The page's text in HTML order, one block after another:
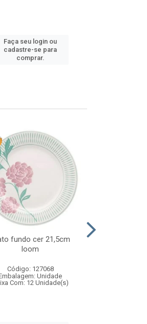
Faça seu login ou
cadastre-se para
comprar.
fundo cer 21,5cm
loom
Código: 127068
Unidade
Com: 12 Unidade(s)